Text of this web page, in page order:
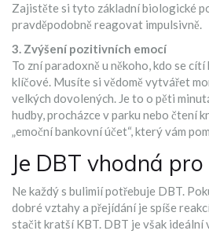
Zajistěte si tyto základní biologické
pravděpodobně reagovat impulsivně.
3. Zvýšení pozitivních emocí
To zní paradoxně u někoho, kdo se cítí
klíčové. Musíte si vědomě vytvářet
velkých dovolených. Je to o pěti
hudby, procházce v parku nebo čtení
„emoční bankovní účet“, který vám
Je DBT vhodná pro
Ne každý s bulimií potřebuje DBT.
dobré vztahy a přejídání je spíše
stačit kratší KBT. DBT je však ideální